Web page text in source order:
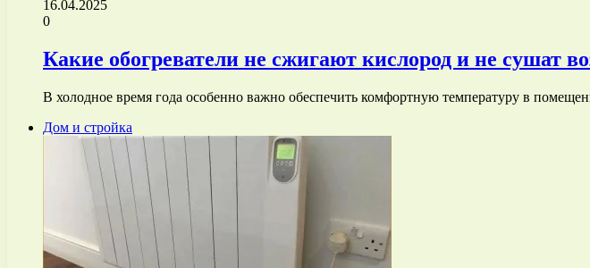
16.04.2025
0
Какие обогреватели не сжигают кислород и не сушат
В холодное время года особенно важно обеспечить комфортную температуру в
Дом и стройка